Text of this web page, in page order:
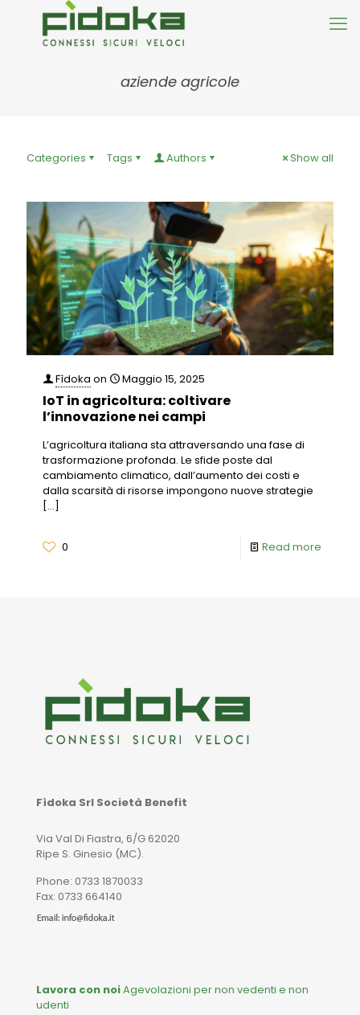
aziende agricole
Categories Tags Authors Show all
Fìdoka on Maggio 15, 2025
IoT in agricoltura: coltivare
l’innovazione nei campi
L’agricoltura italiana sta attraversando una fase di
trasformazione profonda. Le sfide poste dal
cambiamento climatico, dall’aumento dei costi e
dalla scarsità di risorse impongono nuove strategie
[…]
0 Read more
Fìdoka Srl Società Benefit
Via Val Di Fiastra, 6/G 62020
Ripe S. Ginesio (MC).
Phone: 0733 1870033
Fax: 0733 664140
Lavora con noiAgevolazioni per non vedenti e non
udenti